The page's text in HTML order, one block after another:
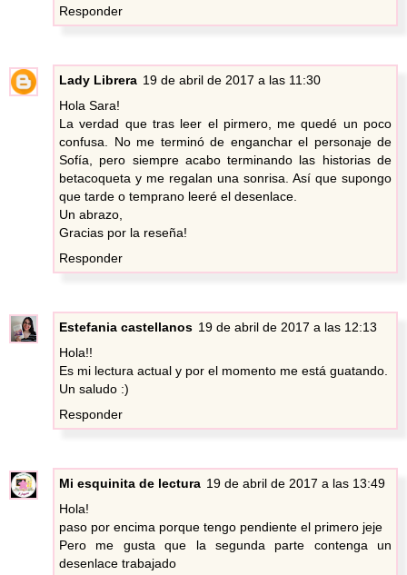
Responder
Lady Librera 19 de abril de 2017 a las 11:30
Hola Sara!
La verdad que tras leer el pirmero, me quedé un poco
confusa. No me terminó de enganchar el personaje de
Sofía, pero siempre acabo terminando las historias de
betacoqueta y me regalan una sonrisa. Así que supongo
que tarde o temprano leeré el desenlace.
Un abrazo,
Gracias por la reseña!
Responder
Estefania castellanos 19 de abril de 2017 a las 12:13
Hola!!
Es mi lectura actual y por el momento me está guatando.
Un saludo :)
Responder
Mi esquinita de lectura 19 de abril de 2017 a las 13:49
Hola!
paso por encima porque tengo pendiente el primero jeje
Pero me gusta que la segunda parte contenga un
desenlace trabajado